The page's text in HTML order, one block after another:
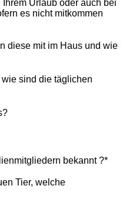
Ihrem Urlaub oder auch bei
es nicht mitkommen
diese mit im Haus und wie
sind die täglichen
bekannt ?*
Tier, welche